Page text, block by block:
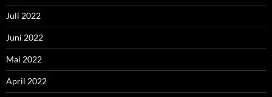
Juli 2022
Juni 2022
Mai 2022
April 2022